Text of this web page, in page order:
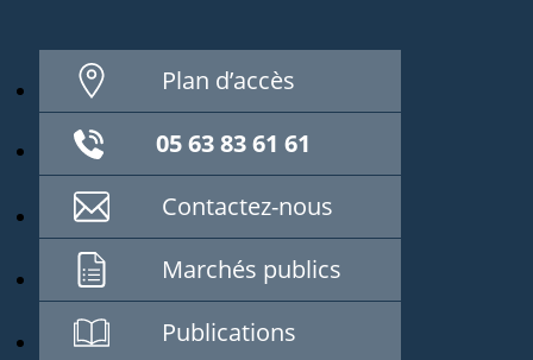
Plan d’accès
05 63 83 61 61
Contactez-nous
Marchés publics
Publications